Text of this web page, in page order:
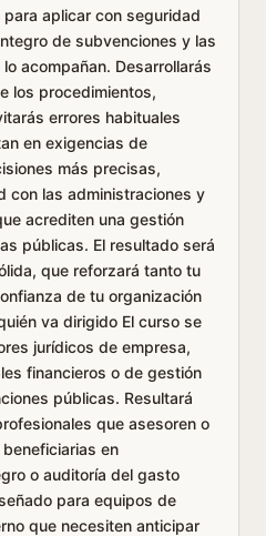
aplicar con seguridad
de subvenciones y las
acompañan. Desarrollarás
los procedimientos,
errores habituales
en exigencias de
más precisas,
con las administraciones y
acrediten una gestión
públicas. El resultado será
que reforzará tanto tu
de tu organización
va dirigido El curso se
jurídicos de empresa,
financieros o de gestión
públicas. Resultará
que asesoren o
en
o auditoría del gasto
para equipos de
que necesiten anticipar